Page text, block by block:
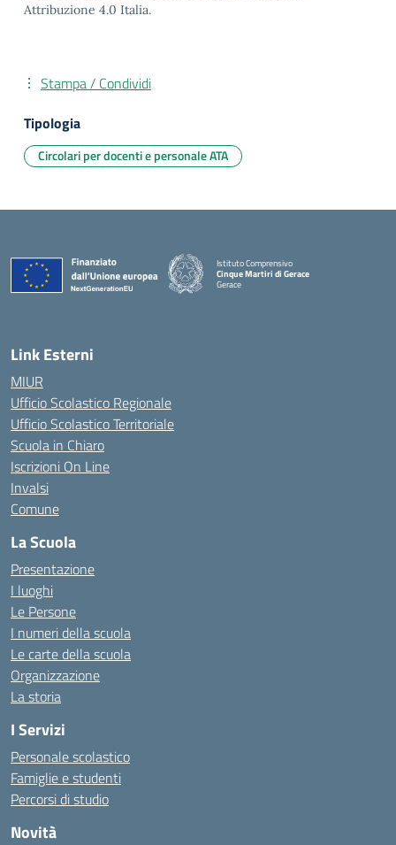
Attribuzione 4.0 Italia.
Stampa / Condividi
Tipologia
Circolari per docenti e personale ATA
Istituto Comprensivo
Cinque Martiri di Gerace
Gerace
Link Esterni
MIUR
Ufficio Scolastico Regionale
Ufficio Scolastico Territoriale
Scuola in Chiaro
Iscrizioni On Line
Invalsi
Comune
La Scuola
Presentazione
I luoghi
Le Persone
I numeri della scuola
Le carte della scuola
Organizzazione
La storia
I Servizi
Personale scolastico
Famiglie e studenti
Percorsi di studio
Novità